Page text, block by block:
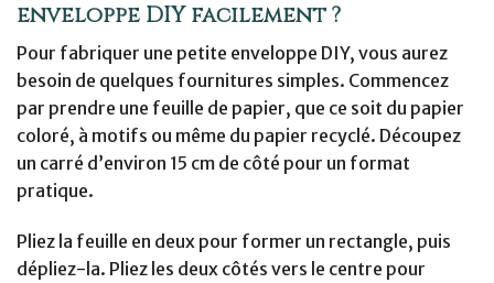
enveloppe DIY facilement ?
Pour fabriquer une petite enveloppe DIY, vous aurez
besoin de quelques fournitures simples. Commencez
par prendre une feuille de papier, que ce soit du papier
coloré, à motifs ou même du papier recyclé. Découpez
un carré d’environ 15 cm de côté pour un format
pratique.
Pliez la feuille en deux pour former un rectangle, puis
dépliez-la. Pliez les deux côtés vers le centre pour